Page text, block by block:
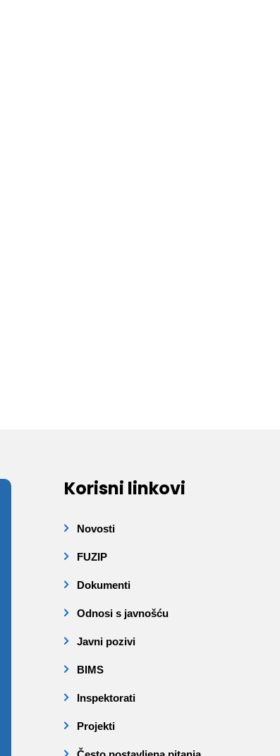
Korisni linkovi
Novosti
FUZIP
Dokumenti
Odnosi s javnošću
Javni pozivi
BIMS
Inspektorati
Projekti